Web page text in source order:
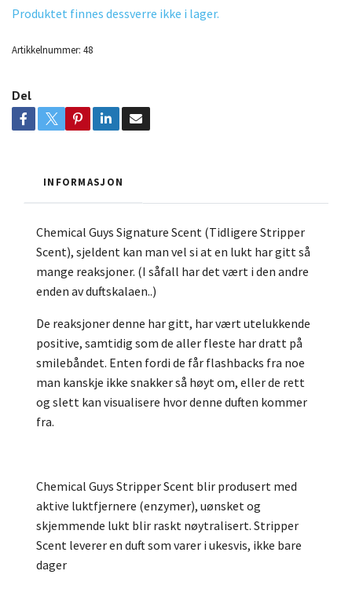
Produktet finnes dessverre ikke i lager.
Artikkelnummer: 48
Del
INFORMASJON
Chemical Guys Signature Scent (Tidligere Stripper
Scent), sjeldent kan man vel si at en lukt har gitt så
mange reaksjoner. (I såfall har det vært i den andre
enden av duftskalaen..)
De reaksjoner denne har gitt, har vært utelukkende
positive, samtidig som de aller fleste har dratt på
smilebåndet. Enten fordi de får flashbacks fra noe
man kanskje ikke snakker så høyt om, eller de rett
og slett kan visualisere hvor denne duften kommer
fra.
Chemical Guys Stripper Scent blir produsert med
aktive luktfjernere (enzymer), uønsket og
skjemmende lukt blir raskt nøytralisert. Stripper
Scent leverer en duft som varer i ukesvis, ikke bare
dager